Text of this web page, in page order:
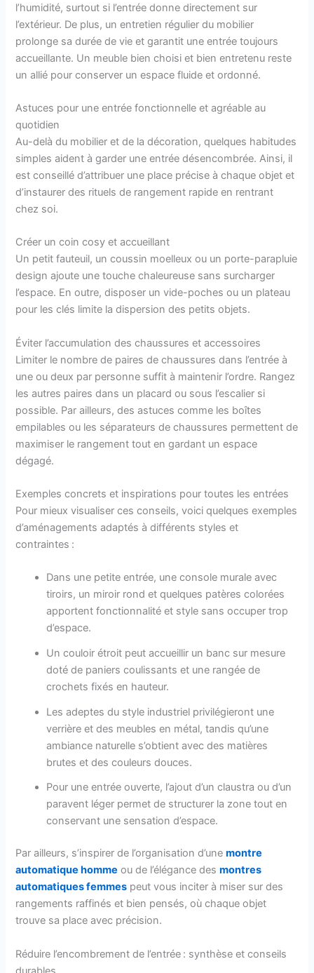
l’humidité, surtout si l’entrée donne directement sur
l’extérieur. De plus, un entretien régulier du mobilier
prolonge sa durée de vie et garantit une entrée toujours
accueillante. Un meuble bien choisi et bien entretenu reste
un allié pour conserver un espace fluide et ordonné.
Astuces pour une entrée fonctionnelle et agréable au
quotidien
Au-delà du mobilier et de la décoration, quelques habitudes
simples aident à garder une entrée désencombrée. Ainsi, il
est conseillé d’attribuer une place précise à chaque objet et
d’instaurer des rituels de rangement rapide en rentrant
chez soi.
Créer un coin cosy et accueillant
Un petit fauteuil, un coussin moelleux ou un porte-parapluie
design ajoute une touche chaleureuse sans surcharger
l’espace. En outre, disposer un vide-poches ou un plateau
pour les clés limite la dispersion des petits objets.
Éviter l’accumulation des chaussures et accessoires
Limiter le nombre de paires de chaussures dans l’entrée à
une ou deux par personne suffit à maintenir l’ordre. Rangez
les autres paires dans un placard ou sous l’escalier si
possible. Par ailleurs, des astuces comme les boîtes
empilables ou les séparateurs de chaussures permettent de
maximiser le rangement tout en gardant un espace
dégagé.
Exemples concrets et inspirations pour toutes les entrées
Pour mieux visualiser ces conseils, voici quelques exemples
d’aménagements adaptés à différents styles et
contraintes :
Dans une petite entrée, une console murale avec
tiroirs, un miroir rond et quelques patères colorées
apportent fonctionnalité et style sans occuper trop
d’espace.
Un couloir étroit peut accueillir un banc sur mesure
doté de paniers coulissants et une rangée de
crochets fixés en hauteur.
Les adeptes du style industriel privilégieront une
verrière et des meubles en métal, tandis qu’une
ambiance naturelle s’obtient avec des matières
brutes et des couleurs douces.
Pour une entrée ouverte, l’ajout d’un claustra ou d’un
paravent léger permet de structurer la zone tout en
conservant une sensation d’espace.
Par ailleurs, s’inspirer de l’organisation d’unemontre
automatique homme ou de l’élégance desmontres
automatiques femmes peut vous inciter à miser sur des
rangements raffinés et bien pensés, où chaque objet
trouve sa place avec précision.
Réduire l’encombrement de l’entrée : synthèse et conseils